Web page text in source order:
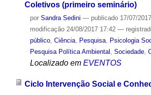
Coletivos (primeiro seminário)
por Sandra Sedini — publicado17/07/2017
modificação24/08/2017 17:42 —
público, Ciência, Pesquisa, Psicologia
Pesquisa Política Ambiental , Sociedade,
Localizado em EVENTOS
Ciclo Intervenção Social e